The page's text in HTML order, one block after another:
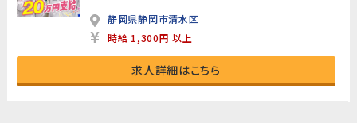
静岡県静岡市清水区
時給 1,300円 以上
求人詳細はこちら